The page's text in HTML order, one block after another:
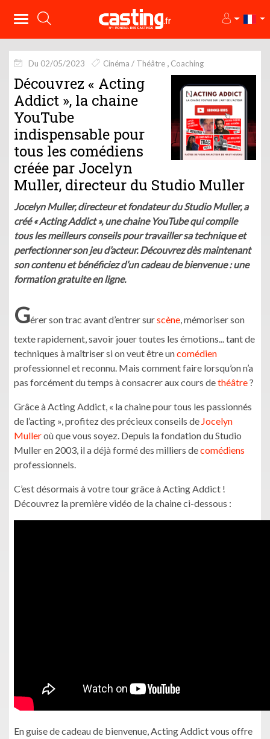
Du 02/05/2023 Cinéma / Théâtre Coaching
Découvrez « Acting
Addict », la chaine
YouTube
indispensable pour
tous les comédiens
créée par Jocelyn
Muller, directeur du Studio Muller
Jocelyn Muller, directeur et fondateur du Studio Muller, a
créé « Acting Addict », une chaine YouTube qui compile
tous les meilleurs conseils pour travailler sa technique et
perfectionner son jeu d’acteur. Découvrez dès maintenant
son contenu et bénéficiez d’un cadeau de bienvenue : une
formation gratuite en ligne.
Gérer son trac avant d’entrer surscène, mémoriser son
texte rapidement, savoir jouer toutes les émotions... tant de
techniques à maîtriser si on veut être uncomédien
professionnel et reconnu. Mais comment faire lorsqu’on n’a
pas forcément du temps à consacrer aux cours dethéâtre?
Grâce à Acting Addict, « la chaine pour tous les passionnés
de l’acting », profitez des précieux conseils de Jocelyn
Mulleroù que vous soyez. Depuis la fondation du Studio
Muller en 2003, il a déjà formé des milliers decomédiens
professionnels.
C’est désormais à votre tour grâce à Acting Addict !
Découvrez la première vidéo de la chaine ci-dessous :
En guise de cadeau de bienvenue, Acting Addict vous offre